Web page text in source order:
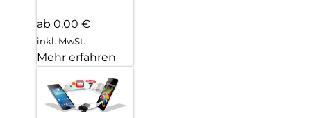
ab 0,00 €
inkl. MwSt.
Mehr erfahren